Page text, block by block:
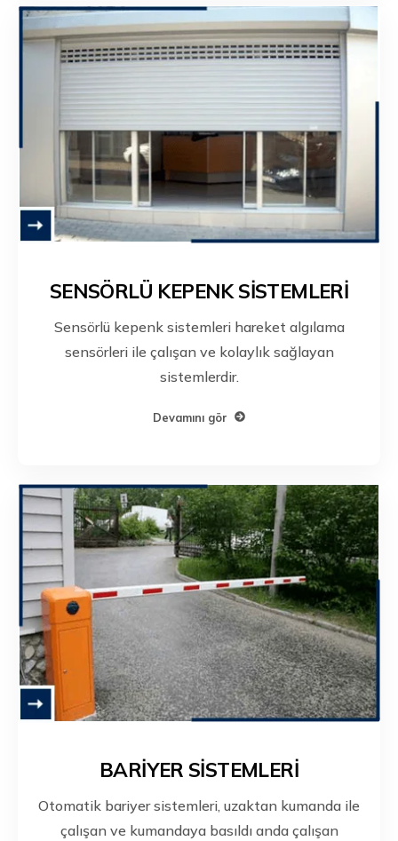
SENSÖRLÜ KEPENK SİSTEMLERİ
Sensörlü kepenk sistemleri hareket algılama
sensörleri ile çalışan ve kolaylık sağlayan
sistemlerdir.
Devamını gör
BARİYER SİSTEMLERİ
Otomatik bariyer sistemleri, uzaktan kumanda ile
çalışan ve kumandaya basıldı anda çalışan